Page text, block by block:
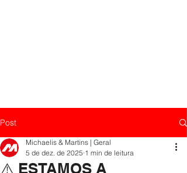
Post
⚠️ ESTAMOS A
Michaelis & Martins | Geral
5 de dez. de 2025 1 min de leitura